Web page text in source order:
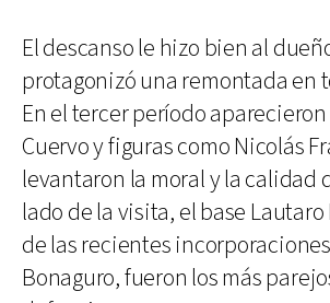
El descanso le hizo bien al
protagonizó una remontada en
En el tercer período
Cuervo y figuras como Nicolás
levantaron la moral y la calidad
lado de la visita, el base
de las recientes
Bonaguro, fueron los más